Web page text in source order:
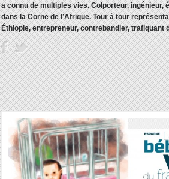
a connu de multiples vies. Colporteur, ingénieur,
dans la Corne de l’Afrique. Tour à tour
Éthiopie, entrepreneur, contrebandier, trafiquant